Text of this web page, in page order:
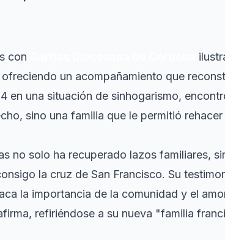
con
un acompañamiento que
en una situación de sinhogarismo,
sino una familia que le permitió
no solo ha recuperado lazos familiares,
la cruz de San Francisco. Su
la importancia de la comunidad y el
refiriéndose a su nueva "familia